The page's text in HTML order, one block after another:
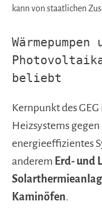
kann von staatlichen
Wärmepumpen
beliebt
Kernpunkt des
Heizsystems
energieeffizientes
anderem Erd- und
Kaminöfen.